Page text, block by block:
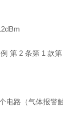
第 2 条第 1 款
电路（气体报警